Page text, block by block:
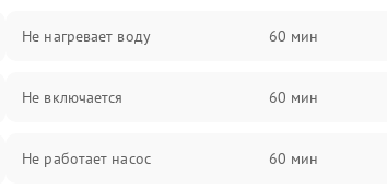
Не нагревает воду 60 мин
Не включается 60 мин
Не работает насос 60 мин